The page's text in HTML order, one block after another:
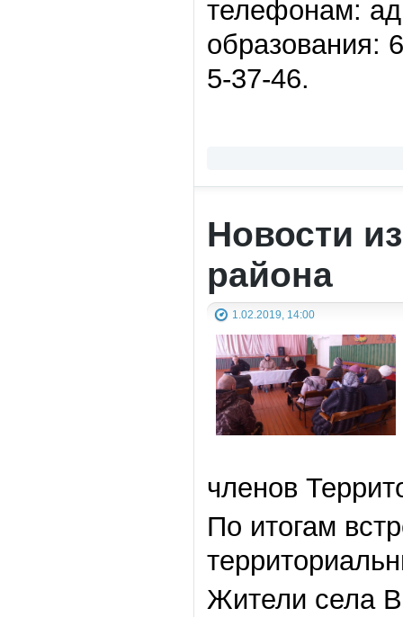
телефонам:
образования:
5-37-46.
Новости
района
1.02.2019, 14:00
членов
По итогам
Жители села